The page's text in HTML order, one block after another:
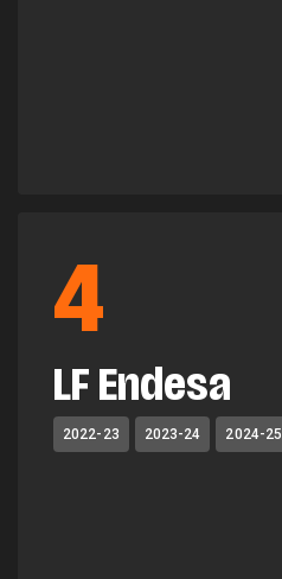
4
LF Endesa
2022-23 2023-24 2024-25